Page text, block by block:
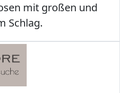
mit großen und
Schlag.